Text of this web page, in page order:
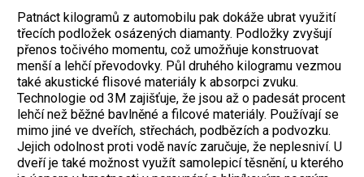
Patnáct kilogramů z automobilu pak dokáže ubrat využití
třecích podložek osázených diamanty. Podložky zvyšují
přenos točivého momentu, což umožňuje konstruovat
menší a lehčí převodovky. Půl druhého kilogramu vezmou
také akustické flisové materiály k absorpci zvuku.
Technologie od 3M zajišťuje, že jsou až o padesát procent
lehčí než běžné bavlněné a filcové materiály. Používají se
mimo jiné ve dveřích, střechách, podbězích a podvozku.
Jejich odolnost proti vodě navíc zaručuje, že neplesniví. U
dveří je také možnost využít samolepicí těsnění, u kterého